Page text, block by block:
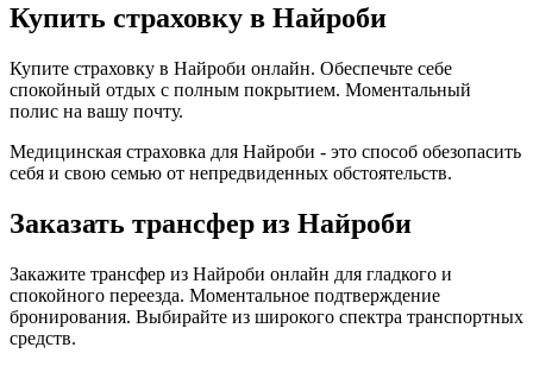
Купить страховку в Найроби
Купите страховку в Найроби онлайн. Обеспечьте себе
спокойный отдых с полным покрытием. Моментальный
полис на вашу почту.
Медицинская страховка для Найроби - это способ обезопасить
себя и свою семью от непредвиденных обстоятельств.
Заказать трансфер из Найроби
Закажите трансфер из Найроби онлайн для гладкого и
спокойного переезда. Моментальное подтверждение
бронирования. Выбирайте из широкого спектра транспортных
средств.